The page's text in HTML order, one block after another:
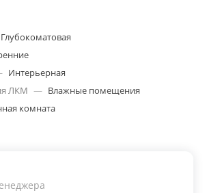
Глубокоматовая
Интерьерная
ЛКМ — Влажные помещения
комната